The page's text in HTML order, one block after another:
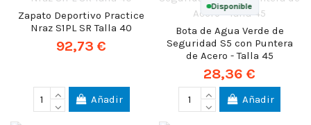
Zapato Deportivo Practice
Nraz S1PL SR Talla 40
92,73 €
Añadir
Disponible
Bota de Agua Verde de
Seguridad S5 con Puntera
de Acero - Talla 45
28,36 €
Añadir